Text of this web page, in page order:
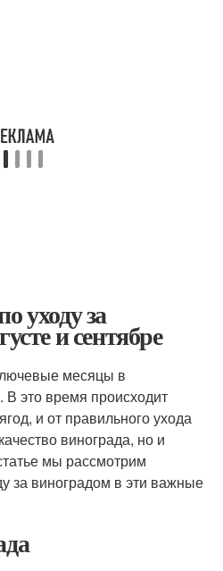
уходу за
и сентябре
месяцы в
это время происходит
и от правильного ухода
винограда, но и
мы рассмотрим
за виноградом в эти важные